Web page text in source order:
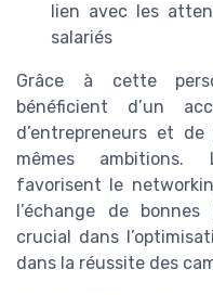
lien avec les
salariés
Grâce à cette
bénéficient d’un
d’entrepreneurs et
mêmes ambitions.
favorisent le
l’échange de
crucial dans
dans la réussite des